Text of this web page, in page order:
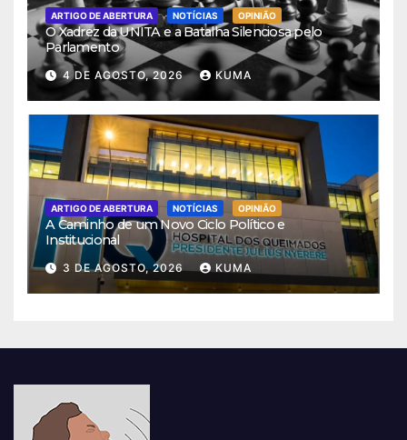
ARTIGO DE ABERTURA NOTÍCIAS OPINIÃO
O Xadrez da UNITA e a Batalha Silenciosa pelo
Parlamento
4 DE AGOSTO, 2026 KUMA
ARTIGO DE ABERTURA NOTÍCIAS OPINIÃO
A Caminho de um Novo Ciclo Político e
Institucional
3 DE AGOSTO, 2026 KUMA